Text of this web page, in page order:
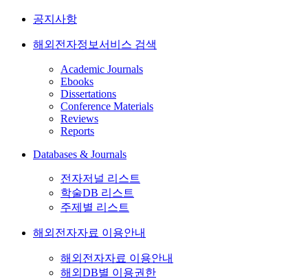
공지사항
해외전자정보서비스 검색
Academic Journals
Ebooks
Dissertations
Conference Materials
Reviews
Reports
Databases & Journals
전자저널 리스트
학술DB 리스트
주제별 리스트
해외전자자료 이용안내
해외전자자료 이용안내
해외DB별 이용권한